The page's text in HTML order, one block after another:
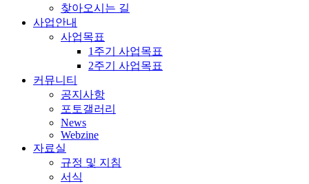
찾아오시는 길
사업안내
사업목표
1주기 사업목표
2주기 사업목표
커뮤니티
공지사항
포토갤러리
News
Webzine
자료실
규정 및 지침
서식